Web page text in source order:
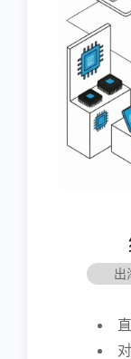
出